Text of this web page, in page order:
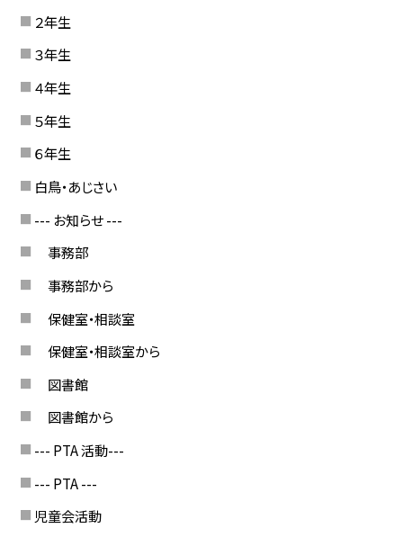
２年生
３年生
４年生
５年生
６年生
白鳥・あじさい
--- お知らせ ---
事務部
事務部から
保健室・相談室
保健室・相談室から
図書館
図書館から
--- PTA 活動---
--- PTA ---
児童会活動